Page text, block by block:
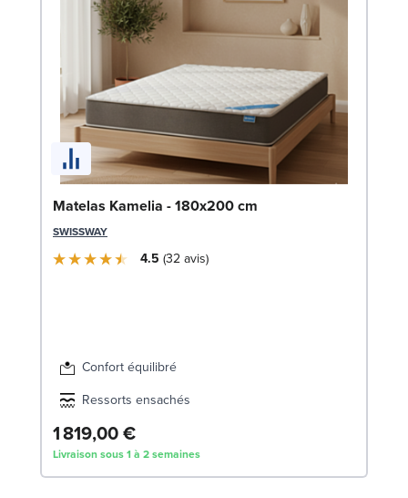
Matelas Kamelia - 180x200 cm
SWISSWAY
4.5 32avis
Confort équilibré
Ressorts ensachés
1 819,00 €
Livraison sous 1 à 2 semaines